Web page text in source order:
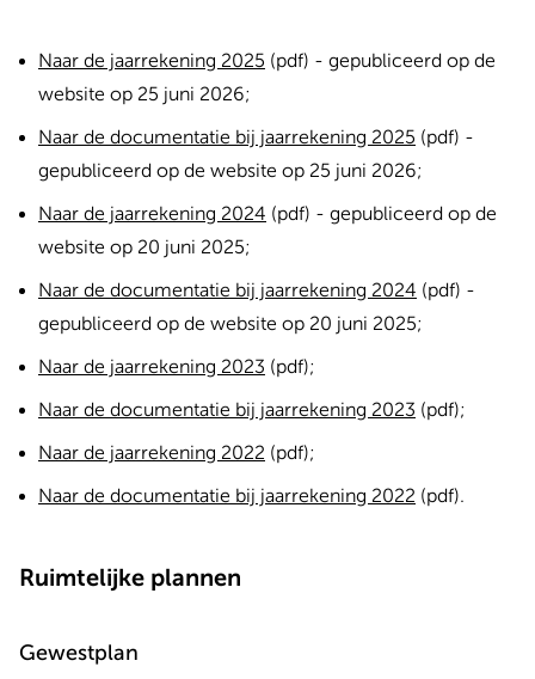
Naar de jaarrekening 2025 (pdf) - gepubliceerd op de
website op 25 juni 2026;
Naar de documentatie bij jaarrekening 2025 (pdf) -
gepubliceerd op de website op 25 juni 2026;
Naar de jaarrekening 2024 (pdf) - gepubliceerd op de
website op 20 juni 2025;
Naar de documentatie bij jaarrekening 2024 (pdf) -
gepubliceerd op de website op 20 juni 2025;
Naar de jaarrekening 2023 (pdf);
Naar de documentatie bij jaarrekening 2023 (pdf);
Naar de jaarrekening 2022 (pdf);
Naar de documentatie bij jaarrekening 2022 (pdf).
Ruimtelijke plannen
Gewestplan